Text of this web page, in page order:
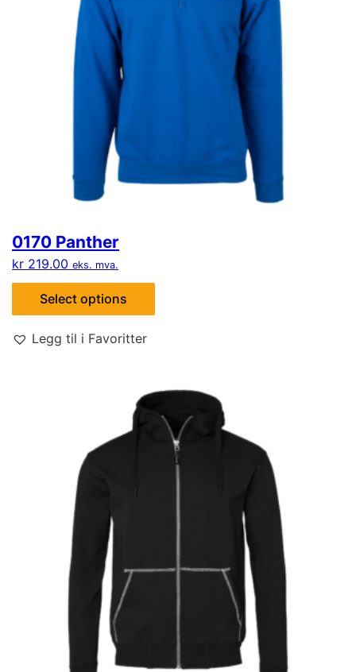
0170 Panther
kr 219.00 eks. mva.
Select options
Legg til i Favoritter